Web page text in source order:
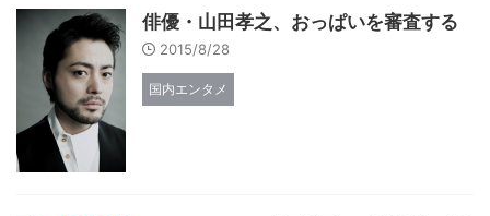
俳優・山田孝之、おっぱいを審査する
2015/8/28
国内エンタメ